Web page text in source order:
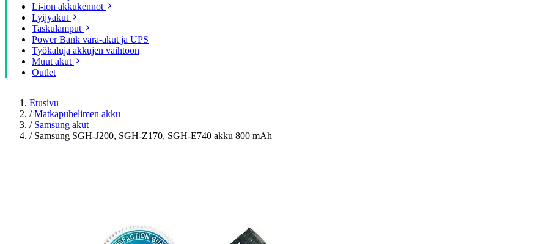
Li-ion akkukennot
Lyijyakut
Taskulamput
Power Bank vara-akut ja UPS
Työkaluja akkujen vaihtoon
Muut akut
Outlet
Etusivu
/ Matkapuhelimen akku
/ Samsung akut
/ Samsung SGH-J200, SGH-Z170, SGH-E740 akku 800 mAh